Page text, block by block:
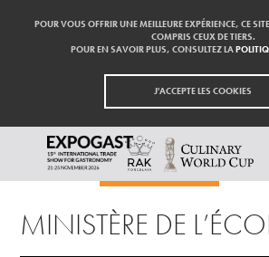
POUR VOUS OFFRIR UNE MEILLEURE EXPÉRIENCE, CE
COMPRIS CEUX DE TIERS.
POUR EN SAVOIR PLUS, CONSULTEZ LA
J'ACCEPTE LES COOKIES
PARTICIPER
EXPOSANTS
Accueil Ministère de l’Économie
MINISTÈRE DE